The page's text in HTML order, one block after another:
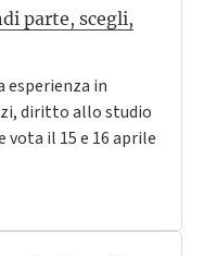
parte, scegli,
esperienza in
diritto allo studio
il 15 e 16 aprile